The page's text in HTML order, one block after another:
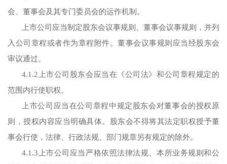
会、董事会及其专门委员会的运作机制。
上市公司应当制定股东会议事规则、董事会议事规则，并列
入公司章程或者作为章程附件。董事会议事规则应当经股东会
审议通过。
4.1.2上市公司股东会应当在《公司法》和公司章程规定的
范围内行使职权。
上市公司应当在公司章程中规定股东会对董事会的授权原
则，授权内容应当明确具体。股东会不得将其法定职权授予董
事会行使，法律、行政法规、部门规章另有规定的除外。
4.1.3上市公司应当严格依照法律法规、本所业务规则和公